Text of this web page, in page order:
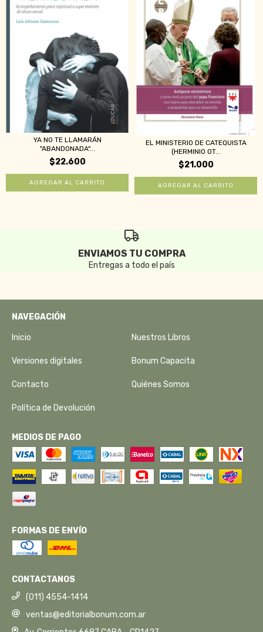
YA NO TE LLAMARÁN
"ABANDONADA"...
$22.600
EL MINISTERIO DE CATEQUISTA
(HERMINIO OT...
$21.000
ENVIAMOS TU COMPRA
Entregas a todo el país
NAVEGACIÓN
Inicio Nuestros Libros
Versiones digitales Bonum Capacita
Contacto Quiénes Somos
Política de Devolución
MEDIOS DE PAGO
FORMAS DE ENVÍO
CONTACTANOS
(011) 4554-1414
ventas@editorialbonum.com.ar